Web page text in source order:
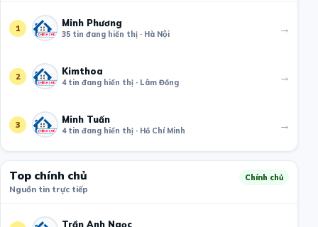
1 Minh Phương
35 tin đang hiển thị · Hà Nội →
2 Kimthoa
4 tin đang hiển thị · Lâm Đồng →
3 Minh Tuấn
4 tin đang hiển thị · Hồ Chí Minh →
Top chính chủ
Nguồn tin trực tiếp
Chính chủ
Trần Anh Ngọc